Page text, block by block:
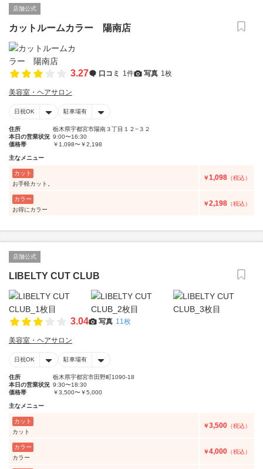
店舗公式
カットルームカラー 陽南店
3.27 口コミ 1件 写真 1枚
美容室・ヘアサロン
日祝OK 駐車場有
住所
栃木県宇都宮市陽南３丁目１２−３２
本日の営業状況 9:00〜16:30
価格帯
￥1,098〜￥2,198
主なメニュー
カット
お手軽カット。
￥1,098 （税込）
カラー
お得にカラー
￥2,198 （税込）
店舗公式
LIBELTY CUT CLUB
3.04 写真 11枚
美容室・ヘアサロン
日祝OK 駐車場有
住所
栃木県宇都宮市田野町1090-18
本日の営業状況 9:30〜18:30
価格帯
￥3,500〜￥5,000
主なメニュー
カット
カット
￥3,500 （税込）
カラー
カラー
￥4,000 （税込）